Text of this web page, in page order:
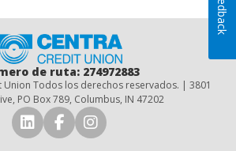
de ruta: 274972883
Union Todos los derechos reservados. | 3801
PO Box 789, Columbus, IN 47202
Conéctese con nosotros en
Conéctese con
Síguenos en
Feedback